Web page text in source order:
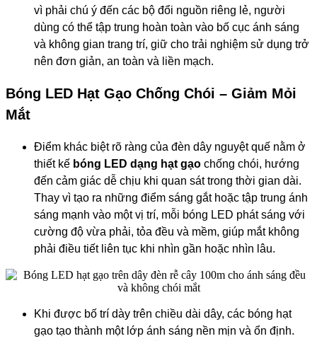
vì phải chú ý đến các bộ đổi nguồn riêng lẻ, người
dùng có thể tập trung hoàn toàn vào bố cục ánh sáng
và không gian trang trí, giữ cho trải nghiệm sử dụng trở
nên đơn giản, an toàn và liền mạch.
Bóng LED Hạt Gạo Chống Chói – Giảm Mỏi
Mắt
Điểm khác biệt rõ ràng của đèn dây nguyệt quế nằm ở
thiết kế bóng LED dạng hạt gạo chống chói, hướng
đến cảm giác dễ chịu khi quan sát trong thời gian dài.
Thay vì tạo ra những điểm sáng gắt hoặc tập trung ánh
sáng mạnh vào một vị trí, mỗi bóng LED phát sáng với
cường độ vừa phải, tỏa đều và mềm, giúp mắt không
phải điều tiết liên tục khi nhìn gần hoặc nhìn lâu.
Khi được bố trí dày trên chiều dài dây, các bóng hạt
gạo tạo thành một lớp ánh sáng nền mịn và ổn định.